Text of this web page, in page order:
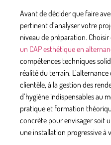
Avant de déciderque faire
pertinent d’analyser votre
niveau de préparation. Choisir
un CAP esthétique en
compétences techniques
réalité du terrain.
clientèle, à la gestion des
d’hygiène indispensables au
pratique et formation
concrète pour envisager soit
une installation progressive à